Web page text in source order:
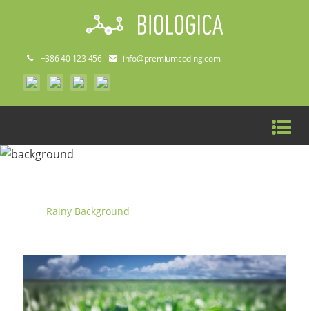
+386 40 123 456 info@premiumcoding.com
Rainy Background